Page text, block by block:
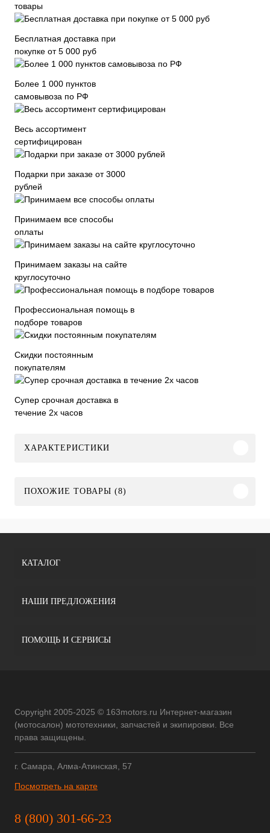
товары
Бесплатная доставка при
покупке от 5 000 руб
Более 1 000 пунктов
самовывоза по РФ
Весь ассортимент
сертифицирован
Подарки при заказе от 3000
рублей
Принимаем все способы
оплаты
Принимаем заказы на сайте
круглосуточно
Профессиональная помощь в
подборе товаров
Скидки постоянным
покупателям
Супер срочная доставка в
течение 2х часов
ХАРАКТЕРИСТИКИ
ПОХОЖИЕ ТОВАРЫ (8)
КАТАЛОГ
НАШИ ПРЕДЛОЖЕНИЯ
ПОМОЩЬ И СЕРВИСЫ
Copyright 2005-2025 © 163motors.ru Интернет-магазин
(мотосалон) мототехники, запчастей и экипировки. Все
права защищены.
г. Самара, Алма-Атинская, 57
Посмотреть на карте
8 (800) 301-66-23